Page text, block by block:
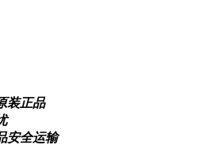
装正品
安全运输